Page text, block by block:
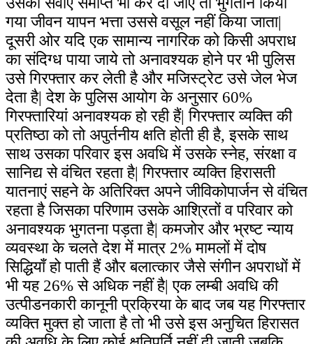
गया जीवन यापन भत्ता उससे वसूल नहीं किया जाता|
दूसरी ओर यदि एक सामान्य नागरिक को किसी अपराध
का संदिग्ध पाया जाये तो अनावश्यक होने पर भी पुलिस
उसे गिरफ्तार कर लेती है और मजिस्ट्रेट उसे जेल भेज
देता है| देश के पुलिस आयोग के अनुसार 60%
गिरफ्तारियां अनावश्यक हो रही हैं| गिरफ्तार व्यक्ति की
प्रतिष्ठा को तो अपुर्तनीय क्षति होती ही है, इसके साथ
साथ उसका परिवार इस अवधि में उसके स्नेह, संरक्षा व
सानिद्य से वंचित रहता है| गिरफ्तार व्यक्ति हिरासती
यातनाएं सहने के अतिरिक्त अपने जीविकोपार्जन से वंचित
रहता है जिसका परिणाम उसके आश्रितों व परिवार को
अनावश्यक भुगतना पड़ता है| कमजोर और भ्रष्ट न्याय
व्यवस्था के चलते देश में मात्र 2% मामलों में दोष
सिद्धियाँ हो पाती हैं और बलात्कार जैसे संगीन अपराधों में
भी यह 26% से अधिक नहीं है| एक लम्बी अवधि की
उत्पीडनकारी कानूनी प्रक्रिया के बाद जब यह गिरफ्तार
व्यक्ति मुक्त हो जाता है तो भी उसे इस अनुचित हिरासत